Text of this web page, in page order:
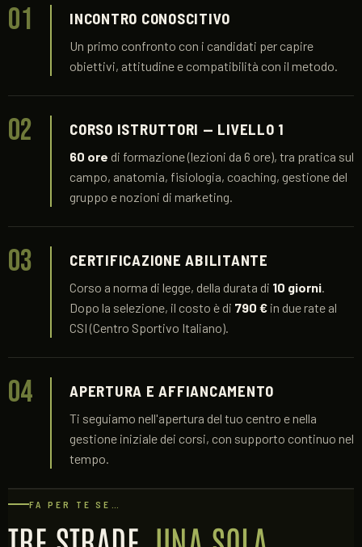
01 INCONTRO CONOSCITIVO
Un primo confronto con i candidati per capire
obiettivi, attitudine e compatibilità con il metodo.
02 CORSO ISTRUTTORI — LIVELLO 1
60 ore di formazione (lezioni da 6 ore), tra pratica sul
campo, anatomia, fisiologia, coaching, gestione del
gruppo e nozioni di marketing.
03 CERTIFICAZIONE ABILITANTE
Corso a norma di legge, della durata di 10 giorni.
Dopo la selezione, il costo è di 790 € in due rate al
CSI (Centro Sportivo Italiano).
04 APERTURA E AFFIANCAMENTO
Ti seguiamo nell'apertura del tuo centro e nella
gestione iniziale dei corsi, con supporto continuo nel
tempo.
FA PER TE SE…